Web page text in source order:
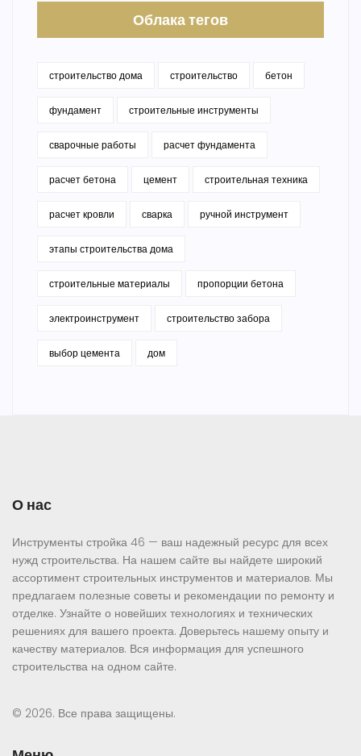
Облака тегов
строительство дома строительство бетон
фундамент строительные инструменты
сварочные работы расчет фундамента
расчет бетона цемент строительная техника
расчет кровли сварка ручной инструмент
этапы строительства дома
строительные материалы пропорции бетона
электроинструмент строительство забора
выбор цемента дом
О нас
Инструменты стройка 46 — ваш надежный ресурс для всех
нужд строительства. На нашем сайте вы найдете широкий
ассортимент строительных инструментов и материалов. Мы
предлагаем полезные советы и рекомендации по ремонту и
отделке. Узнайте о новейших технологиях и технических
решениях для вашего проекта. Доверьтесь нашему опыту и
качеству материалов. Вся информация для успешного
строительства на одном сайте.
© 2026. Все права защищены.